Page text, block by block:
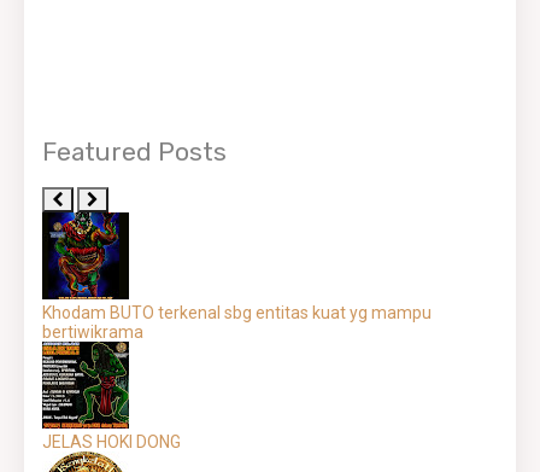
Featured Posts
Khodam BUTO terkenal sbg entitas kuat yg mampu
bertiwikrama
JELAS HOKI DONG